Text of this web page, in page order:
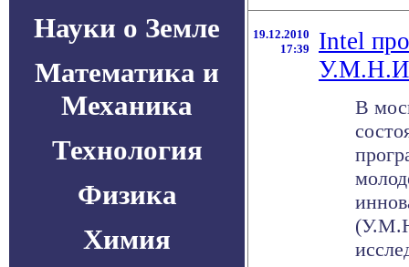
Науки о Земле
Математика и
Механика
Технология
Физика
Химия
19.12.2010
17:39
Intel
В